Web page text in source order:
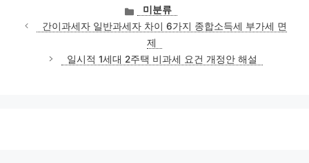
카
테
고
미분류
간이과세자 일반과세자 차이 6가지 종합소득세 부가세 면
제
일시적 1세대 2주택 비과세 요건 개정안 해설